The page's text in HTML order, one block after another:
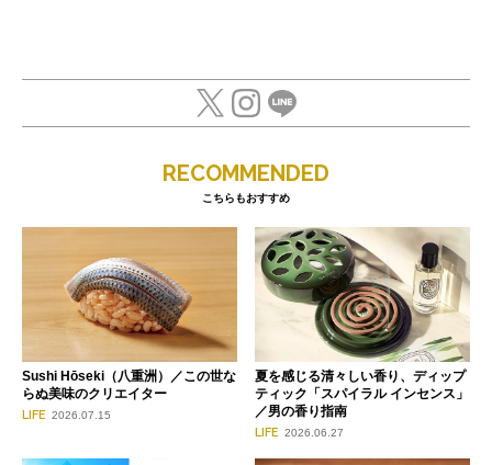
RECOMMENDED
こちらもおすすめ
Sushi Hōseki（八重洲）／この世な
らぬ美味のクリエイター
LIFE 2026.07.15
夏を感じる清々しい香り、ディップ
ティック「スパイラル インセンス」
／男の香り指南
LIFE 2026.06.27